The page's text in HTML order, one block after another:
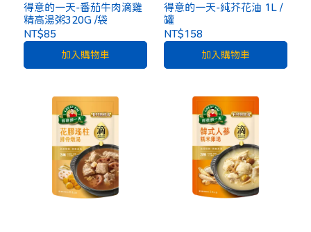
得意的一天-番茄牛肉滴雞
精高湯粥320G /袋
NT$85
加入購物車
得意的一天-純芥花油 1L /
罐
NT$158
加入購物車